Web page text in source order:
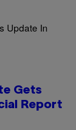
Gets
Report